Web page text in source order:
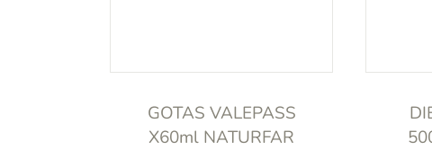
GOTAS VALEPASS
X60ml NATURFAR